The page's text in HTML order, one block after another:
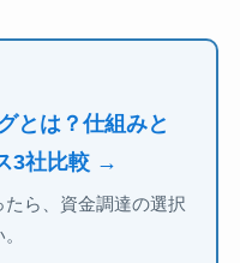
とは？仕組みと
3社比較 →
ら、資金調達の選択